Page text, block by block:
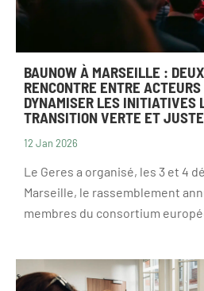
BAUNOW À MARSEILLE :
RENCONTRE ENTRE
DYNAMISER LES INITIATIVES
TRANSITION VERTE ET
12 Jan 2026
Le Geres a organisé, les 3 et 4
Marseille, le rassemblement
membres du consortium